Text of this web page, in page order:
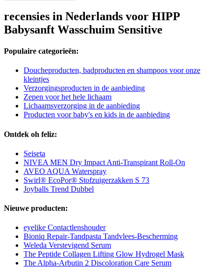
recensies in Nederlands voor HIPP
Babysanft Wasschuim Sensitive
Populaire categorieën:
Doucheproducten, badproducten en shampoos voor onze
kleintjes
Verzorgingsproducten in de aanbieding
Zepen voor het hele lichaam
Lichaamsverzorging in de aanbieding
Producten voor baby's en kids in de aanbieding
Ontdek oh feliz:
Seiseta
NIVEA MEN Dry Impact Anti-Transpirant Roll-On
AVEO AQUA Waterspray
Swirl® EcoPor® Stofzuigerzakken S 73
Joyballs Trend Dubbel
Nieuwe producten:
eyelike Contactlenshouder
Bioniq Repair-Tandpasta Tandvlees-Bescherming
Weleda Verstevigend Serum
The Peptide Collagen Lifting Glow Hydrogel Mask
The Alpha-Arbutin 2 Discoloration Care Serum